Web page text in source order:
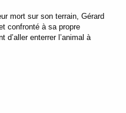
mort sur son terrain, Gérard
confronté à sa propre
d’aller enterrer l’animal à